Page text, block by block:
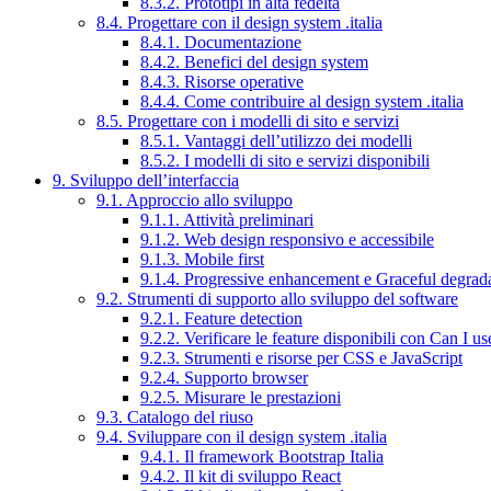
8.4. Progettare con il design system .italia
8.4.1. Documentazione
8.4.2. Benefici del design system
8.4.3. Risorse operative
8.4.4. Come contribuire al design system .italia
8.5. Progettare con i modelli di sito e servizi
8.5.1. Vantaggi dell’utilizzo dei modelli
8.5.2. I modelli di sito e servizi disponibili
9. Sviluppo dell’interfaccia
9.1. Approccio allo sviluppo
9.1.1. Attività preliminari
9.1.2. Web design responsivo e accessibile
9.1.3. Mobile first
9.1.4. Progressive enhancement e Graceful
9.2. Strumenti di supporto allo sviluppo del software
9.2.1. Feature detection
9.2.2. Verificare le feature disponibili con Can I
9.2.3. Strumenti e risorse per CSS e JavaScript
9.2.4. Supporto browser
9.2.5. Misurare le prestazioni
9.3. Catalogo del riuso
9.4. Sviluppare con il design system .italia
9.4.1. Il framework Bootstrap Italia
9.4.2. Il kit di sviluppo React